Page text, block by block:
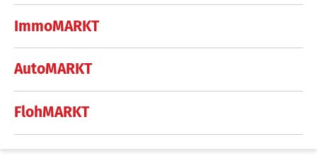
ImmoMARKT
AutoMARKT
FlohMARKT